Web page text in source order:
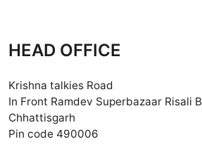
HEAD OFFICE
Krishna talkies Road
In Front Ramdev Superbazaar Risali
Chhattisgarh
Pin code 490006